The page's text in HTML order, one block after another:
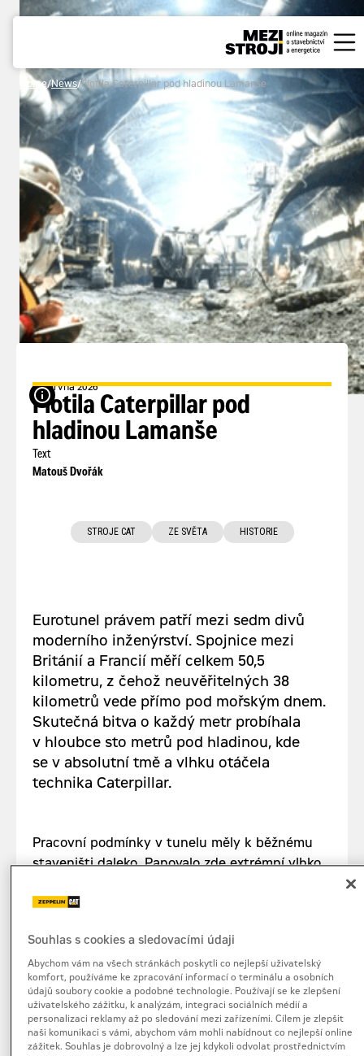
Home/News/Flotila Caterpillar pod hladinou Lamanše
zdroj: ct24.cz
5. června 2026
Flotila Caterpillar pod
hladinou Lamanše
Text
Matouš Dvořák
STROJE CAT ZE SVĚTA HISTORIE
Eurotunel právem patří mezi sedm divů
moderního inženýrství. Spojnice mezi
Británií a Francií měří celkem 50,5
kilometru, z čehož neuvěřitelných 38
kilometrů vede přímo pod mořským dnem.
Skutečná bitva o každý metr probíhala
v hloubce sto metrů pod hladinou, kde
se v absolutní tmě a vlhku otáčela
technika Caterpillar.
Pracovní podmínky v tunelu měly k běžnému
staveništi daleko. Panovalo zde extrémní vlhko
korozivní. Přestože byla stavba vybavena
na krizové scénáře, stísněné prostředí hluboko
pod mořským dnem neodpouštělo žádné
prostoje. V rodícím se tunelu totiž nemůžete
jen tak odstavit bagr a hodiny špekulovat, co
se kde ulomilo či jakkoliv pokazilo. Každá
technická závada tak představovala okamžitý
Souhlas s cookies a sledovacími údaji
Abychom vám na všech stránkách poskytli co nejlepší uživatelský
komfort, používáme ke zpracování informací o terminálu a osobních
údajů soubory cookie a podobné technologie. Používají se ke zlepšení
uživatelského zážitku, k analýzám, integraci sociálních médií a
personalizaci reklamy až po sledování mezi zařízeními. Cílem je zlepšit
naši komunikaci s vámi, abychom vám mohli nabídnout co nejlepší online
zážitek. Souhlas je dobrovolný a lze jej kdykoli odvolat prostřednictvím